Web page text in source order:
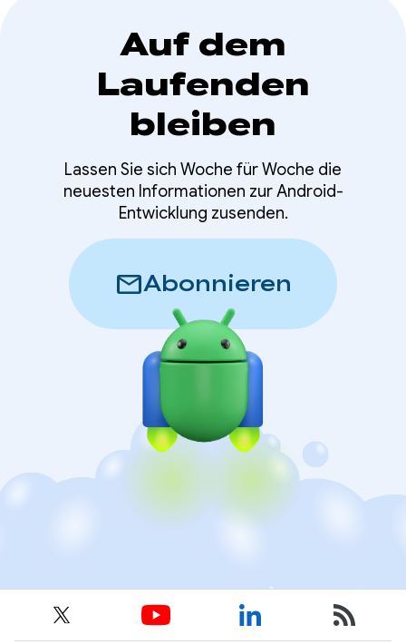
Auf dem
Laufenden
bleiben
Lassen Sie sich Woche für Woche die
neuesten Informationen zur Android-
Entwicklung zusenden.
mailAbonnieren